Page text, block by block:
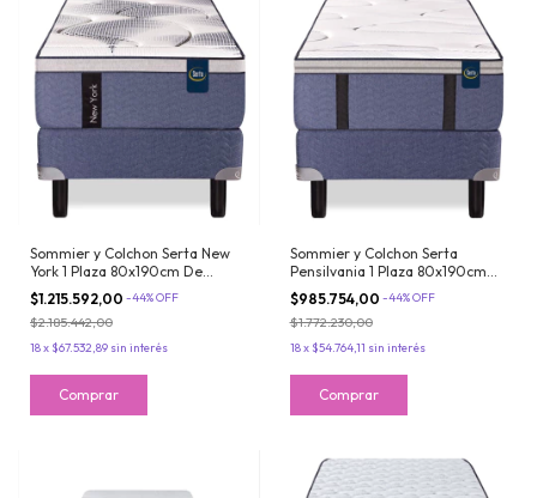
Sommier y Colchon Serta New
York 1 Plaza 80x190cm De
Resortes Con Europillow
Viscoelastico
$1.215.592,00 -44%OFF
$2.185.442,00
18x $67.532,89 sin interés
Sommier y Colchon Serta
Pensilvania 1 Plaza 80x190cm
Resortes Con Pillow Inteligente
Viscoelastico
$985.754,00 -44%OFF
$1.772.230,00
18x $54.764,11 sin interés